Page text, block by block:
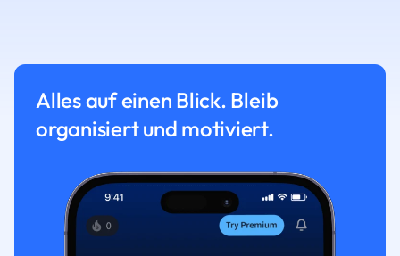
Alles auf einen Blick. Bleib
organisiert und motiviert.